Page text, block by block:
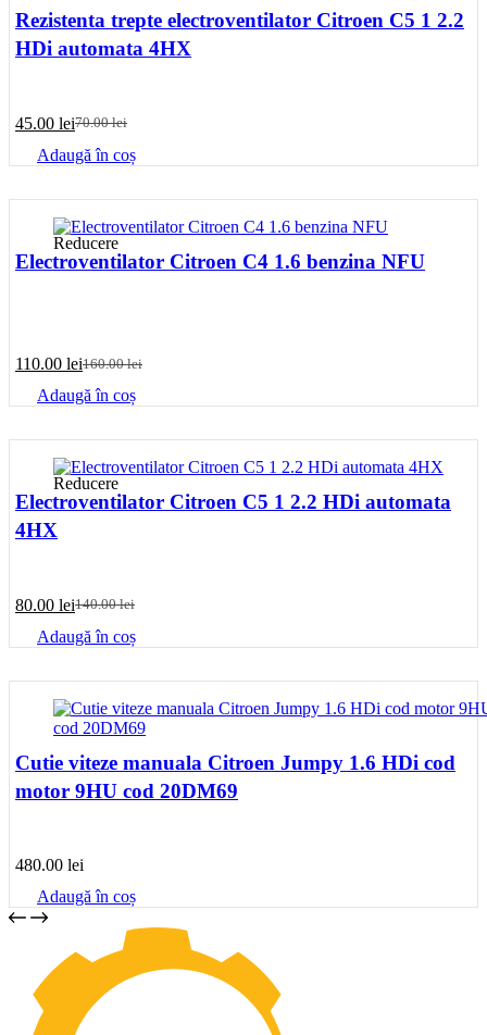
Rezistenta trepte electroventilator Citroen C5 1 2.2
HDi automata 4HX
70.00lei
Prețul
inițial
a
45.00 leiPrețul
curent
este:
Adaugă în coș
Reducere
Electroventilator Citroen C4 1.6 benzina NFU
160.00lei
Prețul
inițial
a
110.00 leiPrețul
curent
este:
Adaugă în coș
Reducere
Electroventilator Citroen C5 1 2.2 HDi automata
4HX
140.00lei
Prețul
inițial
a
80.00 leiPrețul
curent
este:
Adaugă în coș
Cutie viteze manuala Citroen Jumpy 1.6 HDi cod
motor 9HU cod 20DM69
480.00 lei
Adaugă în coș